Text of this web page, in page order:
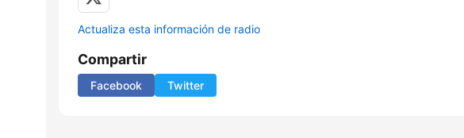
Actualiza esta información de radio
Compartir
Facebook Twitter